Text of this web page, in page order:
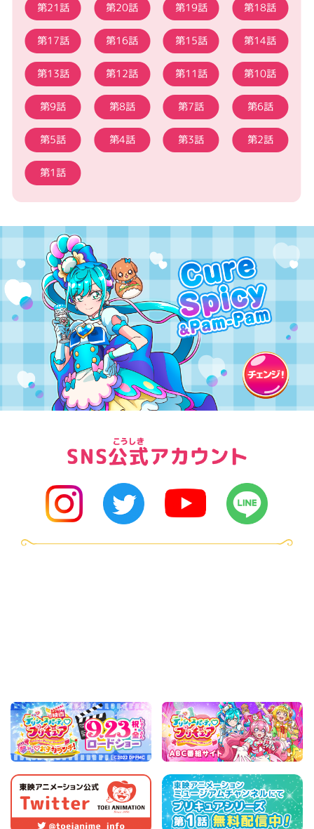
第21話 第20話 第19話 第18話
第17話 第16話 第15話 第14話
第13話 第12話 第11話 第10話
第9話 第8話 第7話 第6話
第5話 第4話 第3話 第2話
第1話